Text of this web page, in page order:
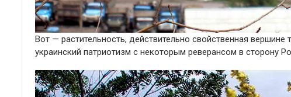
Вот — растительность, действительно свойственная вершине
украинский патриотизм с некоторым реверансом в сторону